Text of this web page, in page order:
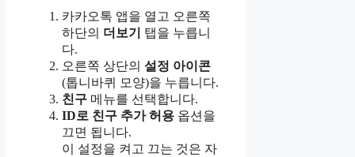
카카오톡 앱을 열고 오른쪽
하단의 더보기
탭을 누릅니
다.
오른쪽 상단의 설정 아이콘
(톱니바퀴 모양)을 누릅니다.
친구 메뉴를 선택합니다.
ID로 친구 추가 허용 옵션을
끄면 됩니다.
이 설정을 켜고 끄는 것은 자